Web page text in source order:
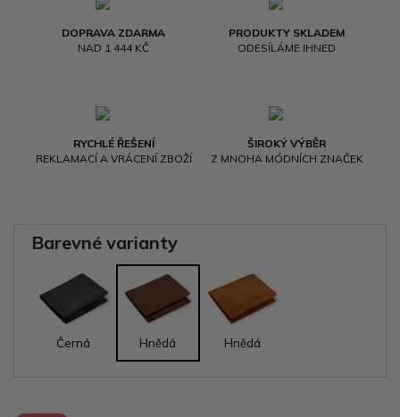
DOPRAVA ZDARMA
NAD 1 444 KČ
PRODUKTY SKLADEM
ODESÍLÁME IHNED
RYCHLÉ ŘEŠENÍ
REKLAMACÍ A VRÁCENÍ ZBOŽÍ
ŠIROKÝ VÝBĚR
Z MNOHA MÓDNÍCH ZNAČEK
Barevné varianty
Černá Hnědá Hnědá